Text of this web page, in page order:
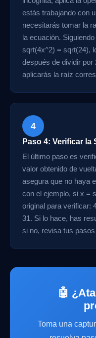
estás trabajando con
necesitarás tomar la
la ecuación.
sqrt(4x^2) = sqrt(24),
después de dividir
aplicarás la raíz
4
Paso 4: Verificar la
El último paso es
valor obtenido de
asegura que no haya
con el ejemplo, si x =
original para verificar:
31. Si lo hace, has
si no, revisa tus
🤖
Toma una